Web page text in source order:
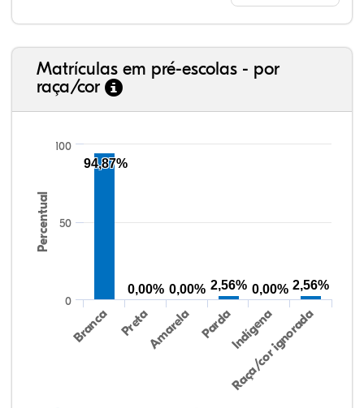
Matrículas em pré-escolas - por
raça/cor
Percentual
Branca PretaAmarela PardaIndígena
Raça/cor ignorada
0
50
100
94,87%
0,00% 0,00% 2,56% 0,00% 2,56%